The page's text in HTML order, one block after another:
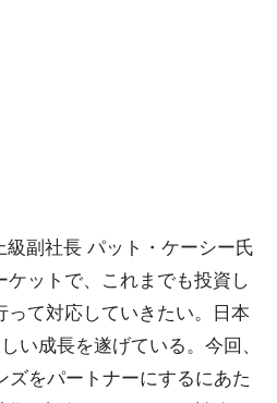
副社長 パット・ケーシー氏
ットで、これまでも投資し
って対応していきたい。日本
い成長を遂げている。今回、
をパートナーにするにあた